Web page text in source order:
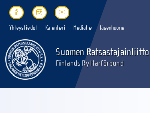
Yhteystiedot Kalenteri Medialle Jäsenhuone
Suomen Ratsastajainliitto
Finlands Ryttarförbund